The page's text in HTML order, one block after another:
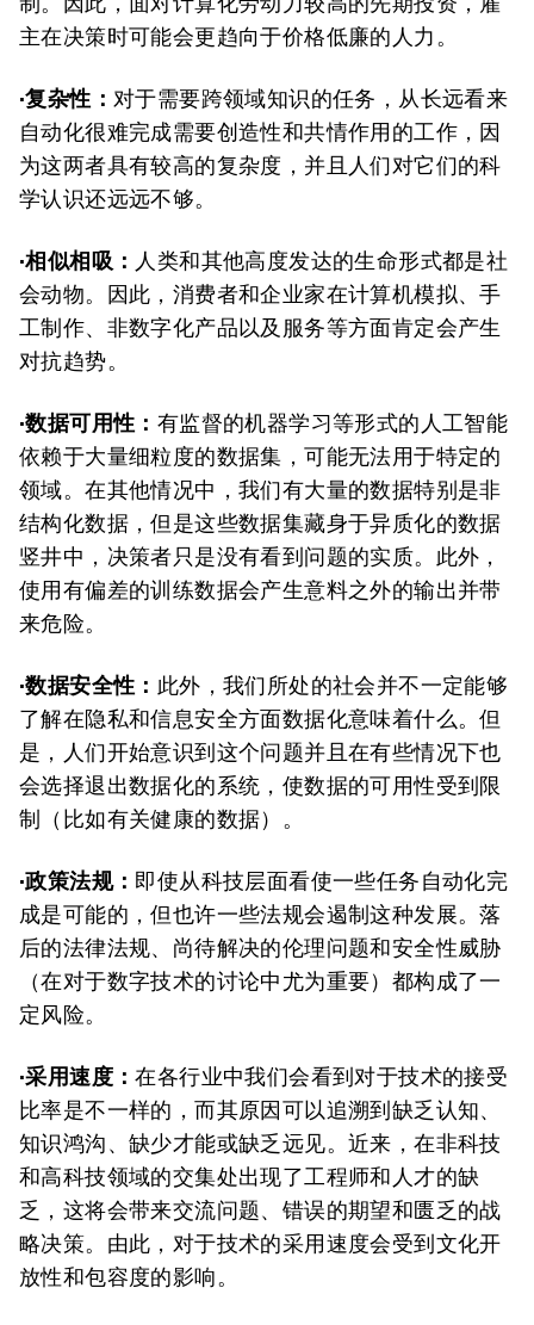
主在决策时可能会更趋向于价格低廉的人力。
·复杂性： 对于需要跨领域知识的任务，从长远看来
自动化很难完成需要创造性和共情作用的工作，因
为这两者具有较高的复杂度，并且人们对它们的科
学认识还远远不够。
·相似相吸： 人类和其他高度发达的生命形式都是社
会动物。因此，消费者和企业家在计算机模拟、手
工制作、非数字化产品以及服务等方面肯定会产生
对抗趋势。
·数据可用性： 有监督的机器学习等形式的人工智能
依赖于大量细粒度的数据集，可能无法用于特定的
领域。在其他情况中，我们有大量的数据特别是非
结构化数据，但是这些数据集藏身于异质化的数据
竖井中，决策者只是没有看到问题的实质。此外，
使用有偏差的训练数据会产生意料之外的输出并带
来危险。
·数据安全性： 此外，我们所处的社会并不一定能够
了解在隐私和信息安全方面数据化意味着什么。但
是，人们开始意识到这个问题并且在有些情况下也
会选择退出数据化的系统，使数据的可用性受到限
制（比如有关健康的数据）。
·政策法规： 即使从科技层面看使一些任务自动化完
成是可能的，但也许一些法规会遏制这种发展。落
后的法律法规、尚待解决的伦理问题和安全性威胁
（在对于数字技术的讨论中尤为重要）都构成了一
定风险。
·采用速度：在各行业中我们会看到对于技术的接受
比率是不一样的，而其原因可以追溯到缺乏认知、
知识鸿沟、缺少才能或缺乏远见。近来，在非科技
和高科技领域的交集处出现了工程师和人才的缺
乏，这将会带来交流问题、错误的期望和匮乏的战
略决策。由此，对于技术的采用速度会受到文化开
放性和包容度的影响。